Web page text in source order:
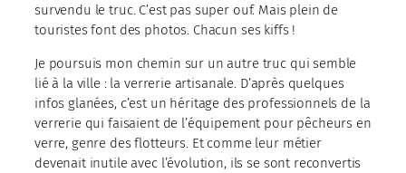
survendu le truc. C’est pas super ouf. Mais plein de
touristes font des photos. Chacun ses kiffs !
Je poursuis mon chemin sur un autre truc qui semble
lié à la ville : la verrerie artisanale. D’après quelques
infos glanées, c’est un héritage des professionnels de la
verrerie qui faisaient de l’équipement pour pêcheurs en
verre, genre des flotteurs. Et comme leur métier
devenait inutile avec l’évolution, ils se sont reconvertis